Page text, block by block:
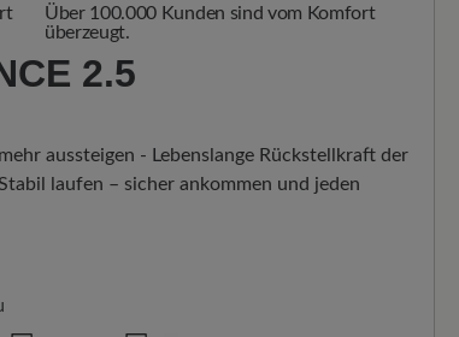
Über 100.000 Kunden sind vom Komfort
überzeugt.
2.5
aussteigen - Lebenslange Rückstellkraft der
laufen – sicher ankommen und jeden